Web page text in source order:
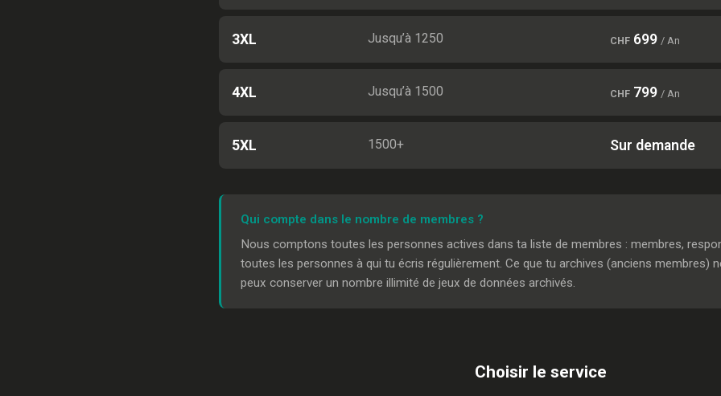
3XL Jusqu’à 1250 CHF 699 / An
4XL Jusqu’à 1500 CHF 799 / An
5XL 1500+ Sur demande
Qui compte dans le nombre de membres ?
Nous comptons toutes les personnes actives dans ta liste de membres : membres,
toutes les personnes à qui tu écris régulièrement. Ce que tu archives (anciens membres)
peux conserver un nombre illimité de jeux de données archivés.
Choisir le service